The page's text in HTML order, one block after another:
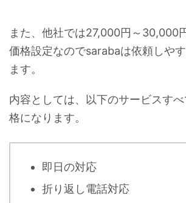
また、他社では27,000円～30,000
価格設定なのでsarabaは依頼しや
ます。
内容としては、以下のサービスす
格になります。
即日の対応
折り返し電話対応